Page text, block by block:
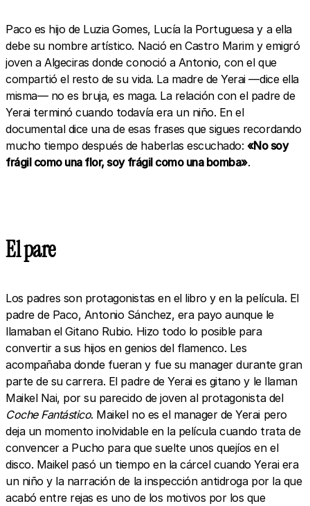
Paco es hijo de Luzia Gomes, Lucía la Portuguesa y a ella
debe su nombre artístico. Nació en Castro Marim y emigró
joven a Algeciras donde conoció a Antonio, con el que
compartió el resto de su vida. La madre de Yerai —dice ella
misma— no es bruja, es maga. La relación con el padre de
Yerai terminó cuando todavía era un niño. En el
documental dice una de esas frases que sigues recordando
mucho tiempo después de haberlas escuchado: «No soy
frágil como una flor, soy frágil como una bomba».
El pare
Los padres son protagonistas en el libro y en la película. El
padre de Paco, Antonio Sánchez, era payo aunque le
llamaban el Gitano Rubio. Hizo todo lo posible para
convertir a sus hijos en genios del flamenco. Les
acompañaba donde fueran y fue su manager durante gran
parte de su carrera. El padre de Yerai es gitano y le llaman
Maikel Nai, por su parecido de joven al protagonista del
Coche Fantástico. Maikel no es el manager de Yerai pero
deja un momento inolvidable en la película cuando trata de
convencer a Pucho para que suelte unos quejíos en el
disco. Maikel pasó un tiempo en la cárcel cuando Yerai era
un niño y la narración de la inspección antidroga por la que
acabó entre rejas es uno de los motivos por los que